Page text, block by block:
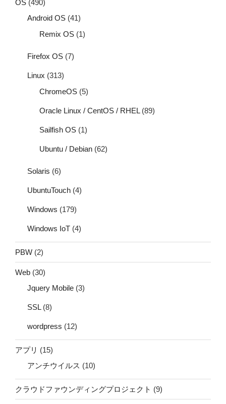
OS (490)
Android OS (41)
Remix OS (1)
Firefox OS (7)
Linux (313)
ChromeOS (5)
Oracle Linux / CentOS / RHEL(89)
Sailfish OS (1)
Ubuntu / Debian (62)
Solaris (6)
UbuntuTouch (4)
Windows (179)
Windows IoT (4)
PBW (2)
Web (30)
Jquery Mobile (3)
SSL(8)
wordpress (12)
アプリ (15)
アンチウイルス (10)
クラウドファウンディングプロジェクト (9)